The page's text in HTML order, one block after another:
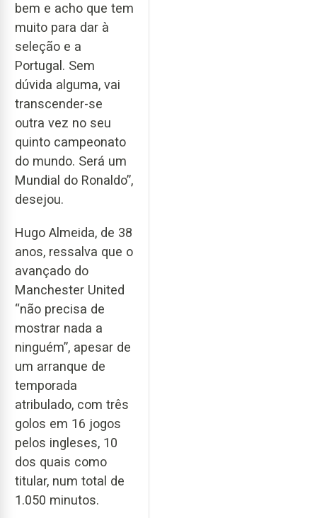
bem e acho que tem
muito para dar à
seleção e a
Portugal. Sem
dúvida alguma, vai
transcender-se
outra vez no seu
quinto campeonato
do mundo. Será um
Mundial do Ronaldo”,
desejou.
Hugo Almeida, de 38
anos, ressalva que o
avançado do
Manchester United
“não precisa de
mostrar nada a
ninguém”, apesar de
um arranque de
temporada
atribulado, com três
golos em 16 jogos
pelos ingleses, 10
dos quais como
titular, num total de
1.050 minutos.